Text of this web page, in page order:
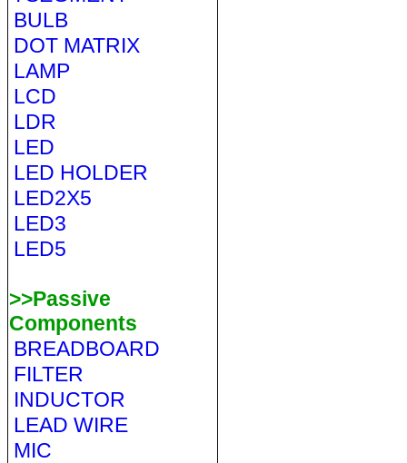
BULB
DOT MATRIX
LAMP
LCD
LDR
LED
LED HOLDER
LED2X5
LED3
LED5
>>Passive
Components
BREADBOARD
FILTER
INDUCTOR
LEAD WIRE
MIC